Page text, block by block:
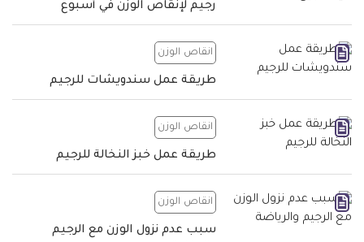
رجيم لإنقاص الوزن في أسبوع
انقاص الوزن
طريقة عمل سندويشات للرجيم
انقاص الوزن
طريقة عمل خبز النخالة للرجيم
انقاص الوزن
سبب عدم نزول الوزن مع الرجيم